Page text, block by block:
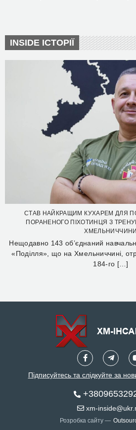
INSIDE ІСТОРІЇ
СТАВ НАЙКРАЩИМ КУХАРЕМ ДЛЯ
ПОРАНЕНОГО ПІХОТИНЦЯ З
ХМЕЛЬНИЧЧИНИ
Нещодавно 143 об’єднаний
«Поділля», що на Хмельниччині,
184-го […]
Підписуйтесь та слідкуйте за
xm-
Розробка сайту —